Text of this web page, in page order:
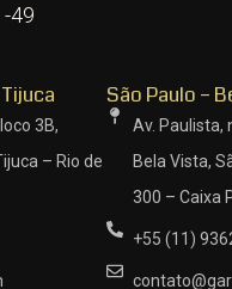
49
3B,
– Rio de
São Paulo –
Av. Paulista,
Bela Vista,
300 – Caixa
+55 (11)